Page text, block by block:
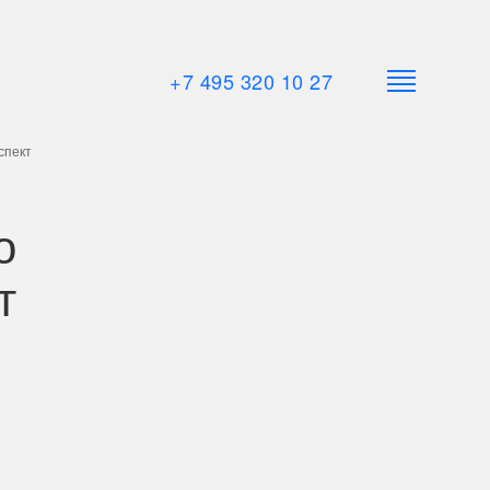
+7 495 320 10 27